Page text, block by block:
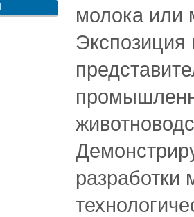
молока
Экспозиция
разработки